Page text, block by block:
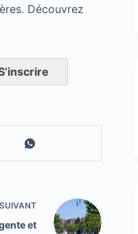
Découvrez
et